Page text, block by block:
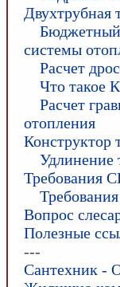
Двухтрубная
Бюджетный
системы
Расчет
Что такое
Расчет
отопления
Конструктор
Удлинение
Требования
Вопрос
Полезные
---
Сантехник